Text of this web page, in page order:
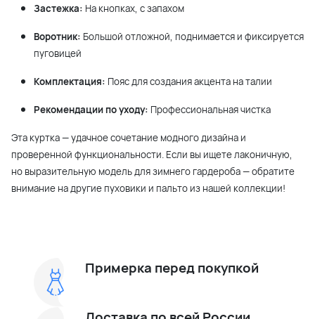
Застежка: На кнопках, с запахом
Воротник: Большой отложной, поднимается и фиксируется
пуговицей
Комплектация: Пояс для создания акцента на талии
Рекомендации по уходу: Профессиональная чистка
Эта куртка — удачное сочетание модного дизайна и
проверенной функциональности. Если вы ищете лаконичную,
но выразительную модель для зимнего гардероба — обратите
внимание на другие пуховики и пальто из нашей коллекции!
Примерка перед покупкой